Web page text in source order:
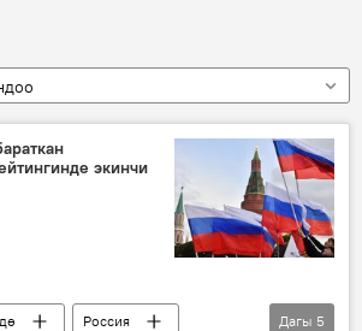
экинчи
Россия
Дагы 5